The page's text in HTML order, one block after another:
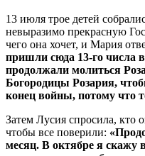
13 июля трое детей
невыразимо прекрасную
чего она хочет, и Мария
пришли сюда 13-го числа
продолжали молиться
Богородицы Розария,
конец войны, потому что
Затем Лусия спросила, кто
чтобы все поверили:
месяц. В октябре я скажу